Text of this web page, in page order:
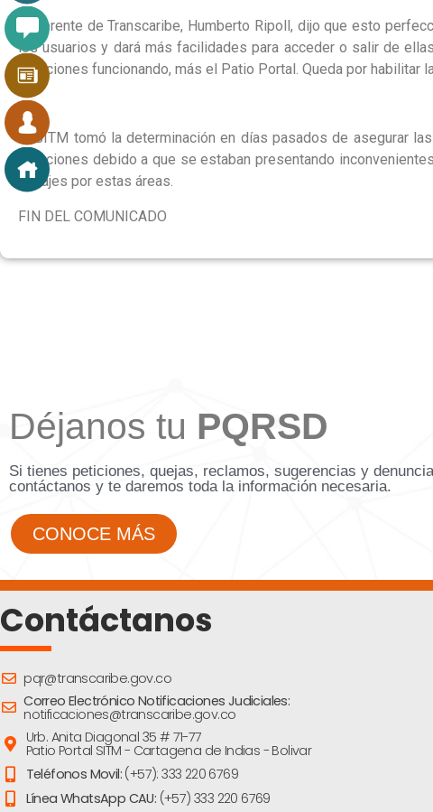
El gerente de Transcaribe, Humberto Ripoll, dijo que esto
los usuarios y dará más facilidades para acceder o salir de
estaciones funcionando, más el Patio Portal. Queda por habilitar
El SITM tomó la determinación en días pasados de asegurar
estaciones debido a que se estaban presentando
pasajes por estas áreas.
FIN DEL COMUNICADO
Déjanos tu PQRSD
Si tienes peticiones, quejas, reclamos, sugerencias y
contáctanos y te daremos toda la información necesaria.
CONOCE MÁS
Contáctanos
pqr@transcaribe.gov.co
Correo Electrónico Notificaciones Judiciales:
notificaciones@transcaribe.gov.co
Urb. Anita Diagonal 35 # 71-77
Patio Portal SITM - Cartagena de Indias - Bolivar
Teléfonos Movil: (+57): 333 220 6769
Línea WhatsApp CAU: (+57) 333 220 6769